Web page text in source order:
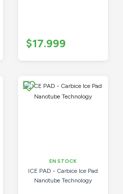
$17.999
EN STOCK
ICE PAD - Carbice Ice Pad
Nanotube Technology